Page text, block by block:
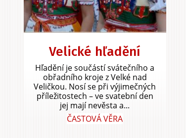
Velické hľadění
Hľadění je součástí svátečního a
obřadního kroje z Velké nad
Veličkou. Nosí se při výjimečných
příležitostech – ve svatební den
jej mají nevěsta a...
ČASTOVÁ VĚRA